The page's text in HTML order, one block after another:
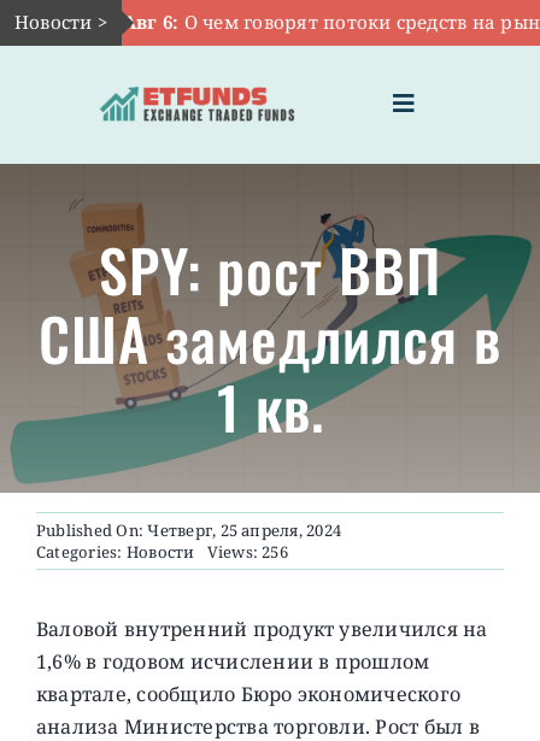
Skip
to
Новости >Авг 6: О чем говорят потоки средств на рынке
Toggle
Navigation
ГЛАВНАЯ
ЧТО ТАКОЕ ETF
ИНВЕСТИЦИИ В ETF
ТЕМАТИЧЕСКИЕ ETF
АКТУАЛЬНЫЕ
SPY: рост ВВП
США замедлился в
1 кв.
Published On: Четверг, 25 апреля, 2024
Categories: Новости Views: 256
Валовой внутренний продукт увеличился на
1,6% в годовом исчислении в прошлом
квартале, сообщило Бюро экономического
анализа Министерства торговли. Рост был в